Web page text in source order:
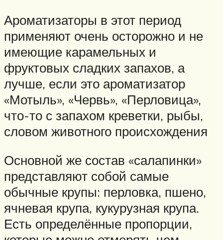
Ароматизаторы в этот период
применяют очень осторожно и не
имеющие карамельных и
фруктовых сладких запахов, а
лучше, если это ароматизатор
«Мотыль», «Червь», «Перловица»,
что-то с запахом креветки, рыбы,
словом животного происхождения
Основной же состав «салапинки»
представляют собой самые
обычные крупы: перловка, пшено,
ячневая крупа, кукурузная крупа.
Есть определённые пропорции,